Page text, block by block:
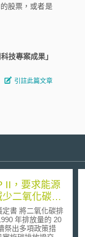
股票，或者是
技專案成果」
引註此篇文章
II，要求能源
二氧化碳排
書 將二氧化碳排
年排放量的 20
祭出多項政策措